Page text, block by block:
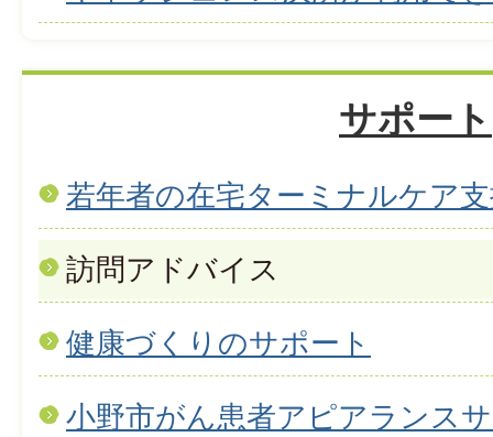
サポート
若年者の在宅ターミナルケア
訪問アドバイス
健康づくりのサポート
小野市がん患者アピアランス